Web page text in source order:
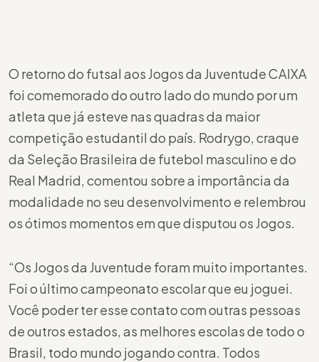
O retorno do futsal aos Jogos da Juventude CAIXA
foi comemorado do outro lado do mundo por um
atleta que já esteve nas quadras da maior
competição estudantil do país. Rodrygo, craque
da Seleção Brasileira de futebol masculino e do
Real Madrid, comentou sobre a importância da
modalidade no seu desenvolvimento e relembrou
os ótimos momentos em que disputou os Jogos.
“Os Jogos da Juventude foram muito importantes.
Foi o último campeonato escolar que eu joguei.
Você poder ter esse contato com outras pessoas
de outros estados, as melhores escolas de todo o
Brasil, todo mundo jogando contra. Todos